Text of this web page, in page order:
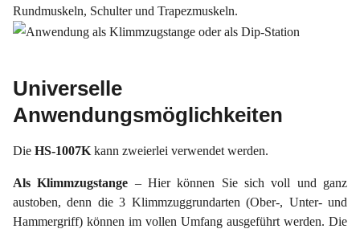
Rundmuskeln, Schulter und Trapezmuskeln.
Universelle
Anwendungsmöglichkeiten
Die HS-1007K kann zweierlei verwendet werden.
Als Klimmzugstange – Hier können Sie sich voll und ganz
austoben, denn die 3 Klimmzuggrundarten (Ober-, Unter- und
Hammergriff) können im vollen Umfang ausgeführt werden. Die